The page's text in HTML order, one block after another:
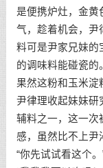
是便携炉灶，金黄
气，趁着机会，尹
料可是尹家兄妹的
的调味料能碰瓷的。
果然这粉和玉米淀
尹律理收起妹妹研
辅料之一，这一次
感，虽然比不上尹
“你先试试看这个。